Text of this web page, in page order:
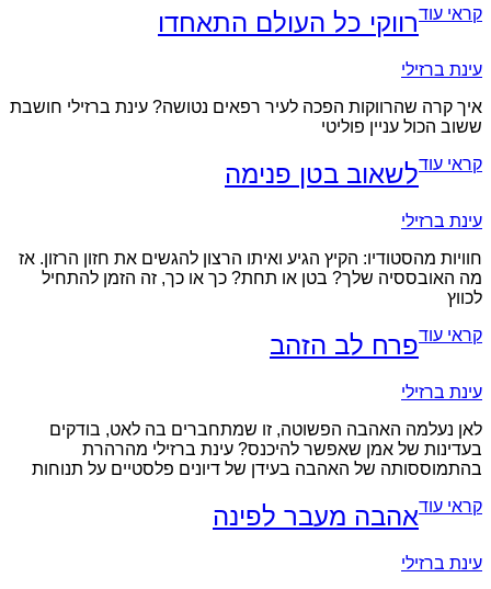
קראי עודרווקי כל העולם התאחדו
עינת ברזילי
איך קרה שהרווקות הפכה לעיר רפאים נטושה? עינת ברזילי חושבת
ששוב הכול עניין פוליטי
קראי עודלשאוב בטן פנימה
עינת ברזילי
חוויות מהסטודיו: הקיץ הגיע ואיתו הרצון להגשים את חזון הרזון. אז
מה האובססיה שלך? בטן או תחת? כך או כך, זה הזמן להתחיל
לכווץ
קראי עודפרח לב הזהב
עינת ברזילי
לאן נעלמה האהבה הפשוטה, זו שמתחברים בה לאט, בודקים
בעדינות של אמן שאפשר להיכנס? עינת ברזילי מהרהרת
בהתמוססותה של האהבה בעידן של דיונים פלסטיים על תנוחות
קראי עודאהבה מעבר לפינה
עינת ברזילי